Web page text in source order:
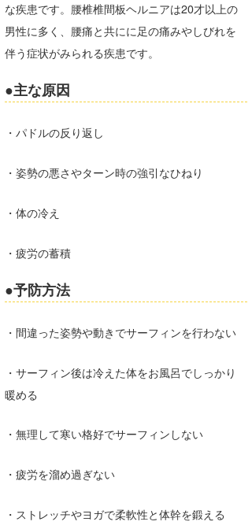
な疾患です。腰椎椎間板ヘルニアは20才以上の
男性に多く、腰痛と共にに足の痛みやしびれを
伴う症状がみられる疾患です。
●主な原因
・パドルの反り返し
・姿勢の悪さやターン時の強引なひねり
・体の冷え
・疲労の蓄積
●予防方法
・間違った姿勢や動きでサーフィンを行わない
・サーフィン後は冷えた体をお風呂でしっかり
暖める
・無理して寒い格好でサーフィンしない
・疲労を溜め過ぎない
・ストレッチやヨガで柔軟性と体幹を鍛える
大野”MAR”修聖
喜納海人
H
KID
KOBU
mitz
OYZ
VAGY
waka☆=
YUKI☆
ハンマー
まっきー